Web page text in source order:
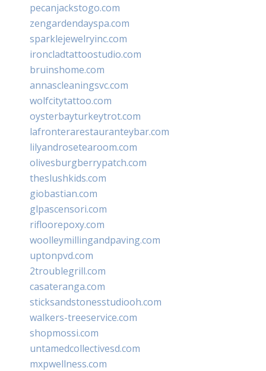
pecanjackstogo.com
zengardendayspa.com
sparklejewelryinc.com
ironcladtattoostudio.com
bruinshome.com
annascleaningsvc.com
wolfcitytattoo.com
oysterbayturkeytrot.com
lafronterarestauranteybar.com
lilyandrosetearoom.com
olivesburgberrypatch.com
theslushkids.com
giobastian.com
glpascensori.com
rifloorepoxy.com
woolleymillingandpaving.com
uptonpvd.com
2troublegrill.com
casateranga.com
sticksandstonesstudiooh.com
walkers-treeservice.com
shopmossi.com
untamedcollectivesd.com
mxpwellness.com